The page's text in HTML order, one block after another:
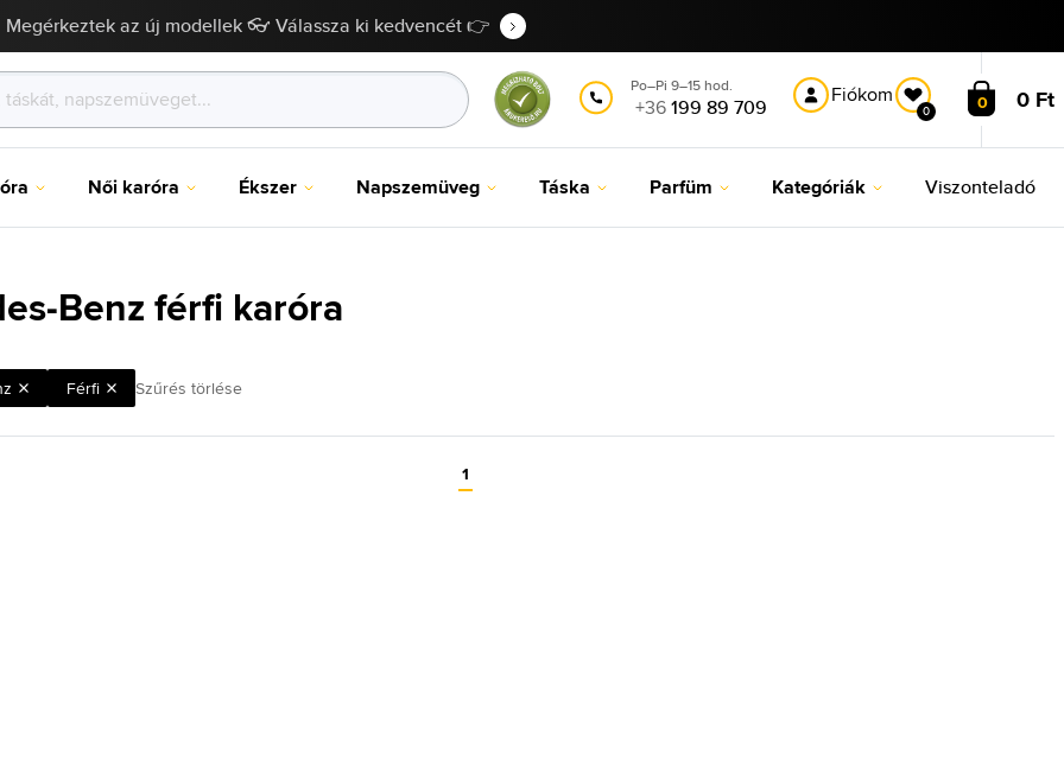
Megérkeztek az új modellek 👓 Válassza ki kedvencét 👉
Po–Pi 9–15 hod.
+36199 89 709 Fiókom
0 0 0 Ft
Női karóra Ékszer Napszemüveg Táska Parfüm Kategóriák Viszonteladó
Benz férfi karóra
Férfi Szűrés törlése
1